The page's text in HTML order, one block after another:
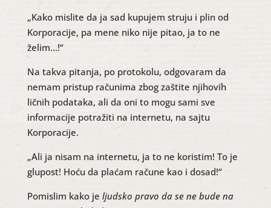
„Kako mislite da ja sad kupujem struju i plin od
Korporacije, pa mene niko nije pitao, ja to ne
želim…!“
Na takva pitanja, po protokolu, odgovaram da
nemam pristup računima zbog zaštite njihovih
ličnih podataka, ali da oni to mogu sami sve
informacije potražiti na internetu, na sajtu
Korporacije.
„Ali ja nisam na internetu, ja to ne koristim! To je
glupost! Hoću da plaćam račune kao i dosad!“
Pomislim kako je ljudsko pravo da se ne bude na